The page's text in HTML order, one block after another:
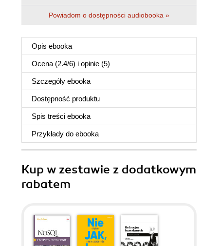
Powiadom o dostępności audiobooka »
Opis ebooka
Ocena (2.4/6) i opinie (5)
Szczegóły ebooka
Dostępność produktu
Spis treści ebooka
Przykłady do ebooka
Kup w zestawie z dodatkowym
rabatem